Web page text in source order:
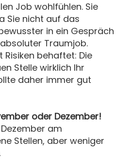
Job wohlfühlen. Sie
Sie nicht auf das
in ein Gespräch
Traumjob.
behaftet: Die
Stelle wirklich Ihr
daher immer gut
oder Dezember!
am
Stellen, aber weniger